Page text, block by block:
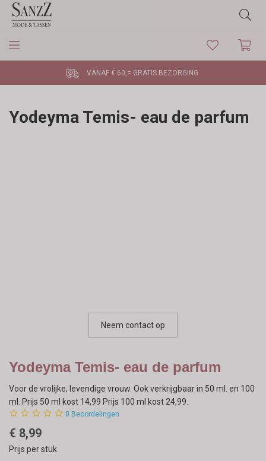
VANAF € 60,= GRATIS BEZORGING
Yodeyma Temis- eau de parfum
Neem contact op
Yodeyma Temis- eau de parfum
Voor de vrolijke, levendige vrouw. Ook verkrijgbaar in 50 ml. en 100
ml. Prijs 50 ml kost 14,99 Prijs 100 ml kost 24,99.
0 Beoordelingen
€ 8,99
Prijs per stuk